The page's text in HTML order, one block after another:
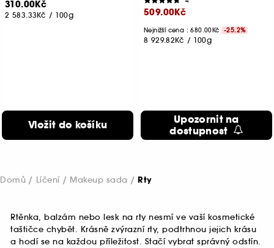
310.00Kč
2 583.33Kč / 100g
Vložit do košíku
509.00Kč
Nejnižší cena : 680.00Kč -25.2%
8 929.82Kč / 100g
Upozornit na
dostupnost
Domů Líčení Makeup sada Rty
Rtěnka, balzám nebo lesk na rty nesmí ve vaší kosmetické
taštičce chybět. Krásně zvýrazní rty, podtrhnou jejich krásu
a hodí se na každou příležitost. Stačí vybrat správný odstín.